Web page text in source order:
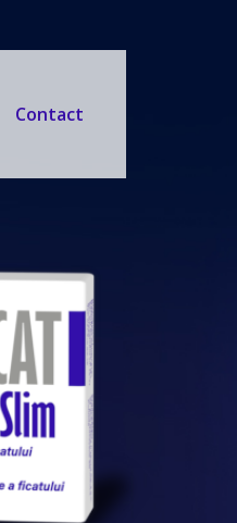
Contact